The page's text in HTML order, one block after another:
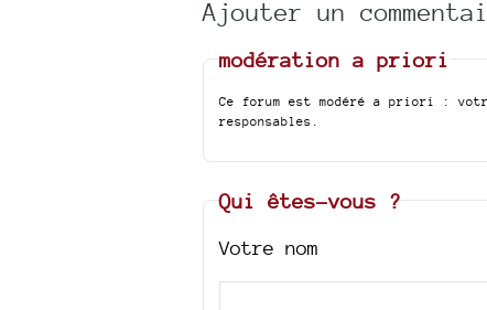
Ajouter un
modération a priori
Ce forum est modéré a priori :
responsables.
Qui êtes-vous ?
Votre nom